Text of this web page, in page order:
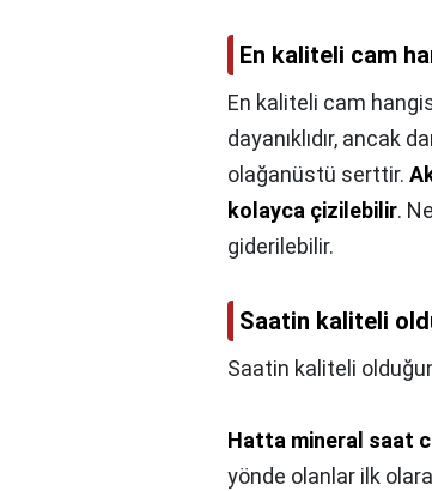
En kaliteli cam
En kaliteli cam
dayanıklıdır, ancak
olağanüstü serttir.
kolayca çizilebilir.
giderilebilir.
Saatin kaliteli
Saatin kaliteli
Hatta mineral saat
yönde olanlar ilk